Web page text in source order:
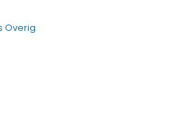
Overig